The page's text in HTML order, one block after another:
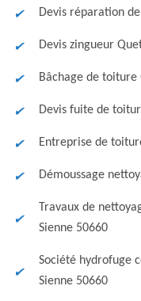
Devis réparation
Devis zingueur
Bâchage de
Devis fuite de
Entreprise de
Démoussage
Travaux de
Sienne 50660
Société hydrofuge
Sienne 50660